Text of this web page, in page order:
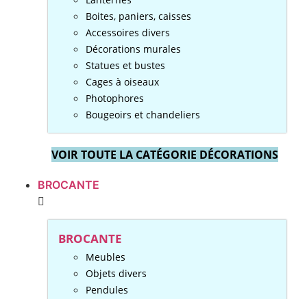
Boites, paniers, caisses
Accessoires divers
Décorations murales
Statues et bustes
Cages à oiseaux
Photophores
Bougeoirs et chandeliers
VOIR TOUTE LA CATÉGORIE DÉCORATIONS
BROCANTE
BROCANTE
Meubles
Objets divers
Pendules